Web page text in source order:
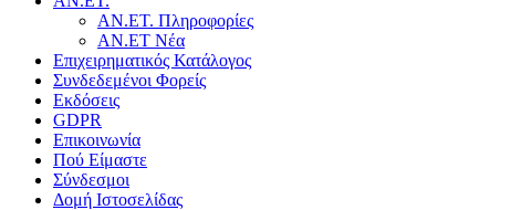
ΑΝ.ΕΤ. Πληροφορίες
ΑΝ.ΕΤ Νέα
Επιχειρηματικός Κατάλογος
Συνδεδεμένοι Φορείς
Εκδόσεις
GDPR
Επικοινωνία
Πού Είμαστε
Σύνδεσμοι
Δομή Ιστοσελίδας